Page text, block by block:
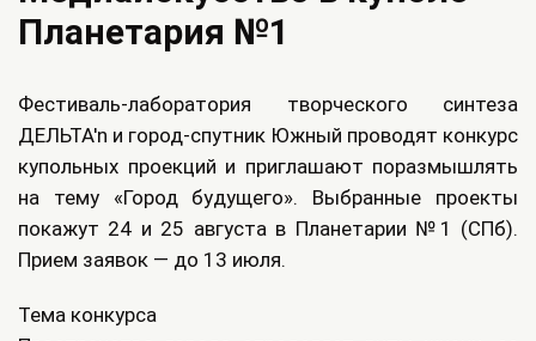
Планетария №1
Фестиваль-лаборатория творческого синтеза
ДЕЛЬТА'n и город-спутник Южный проводят конкурс
купольных проекций и приглашают поразмышлять
на тему «Город будущего». Выбранные проекты
покажут 24 и 25 августа в Планетарии №1 (СПб).
Прием заявок — до 13 июля.
Тема конкурса